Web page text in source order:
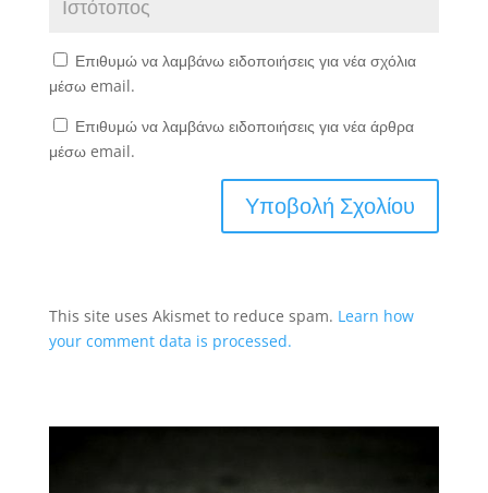
Επιθυμώ να λαμβάνω ειδοποιήσεις για νέα σχόλια
μέσω email.
Επιθυμώ να λαμβάνω ειδοποιήσεις για νέα άρθρα
μέσω email.
This site uses Akismet to reduce spam. Learn how
your comment data is processed.